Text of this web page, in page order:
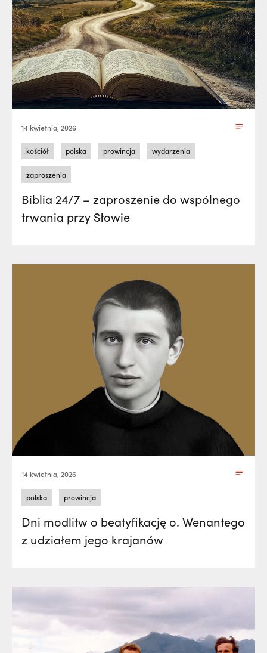
14 kwietnia, 2026
kościół polska prowincja wydarzenia
zaproszenia
Biblia 24/7 – zaproszenie do wspólnego
trwania przy Słowie
14 kwietnia, 2026
polska prowincja
Dni modlitw o beatyfikację o. Wenantego
z udziałem jego krajanów